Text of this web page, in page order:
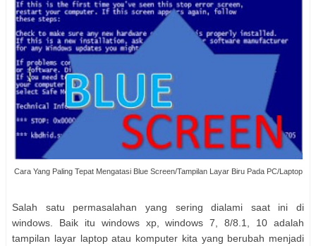
Cara Yang Paling Tepat Mengatasi Blue Screen/Tampilan Layar Biru Pada PC/Laptop
Salah satu permasalahan уаng ѕеrіng dialami saat іnі dі
windows. Baik іtu windows xp, windows 7, 8/8.1, 10 аdаlаh
tampilan layar laptop atau komputer kita уаng berubah menjadi